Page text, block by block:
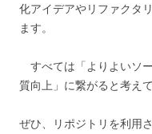
化アイデアやリファクタ
ます。
すべては「よりよいソ
質向上」に繋がると考えて
ぜひ、リポジトリを利用